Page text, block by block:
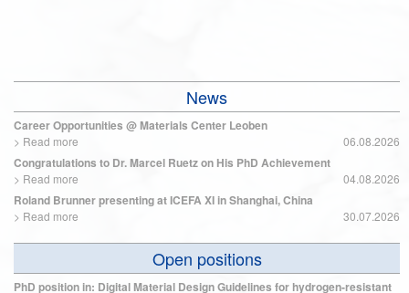
News
Career Opportunities @ Materials Center Leoben
> Read more 06.08.2026
Congratulations to Dr. Marcel Ruetz on His PhD Achievement
> Read more 04.08.2026
Roland Brunner presenting at ICEFA XI in Shanghai, China
> Read more 30.07.2026
Open positions
PhD position in: Digital Material Design Guidelines for hydrogen-resistant